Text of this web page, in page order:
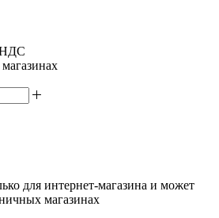
НДС
для интернет-магазина и может
магазинах